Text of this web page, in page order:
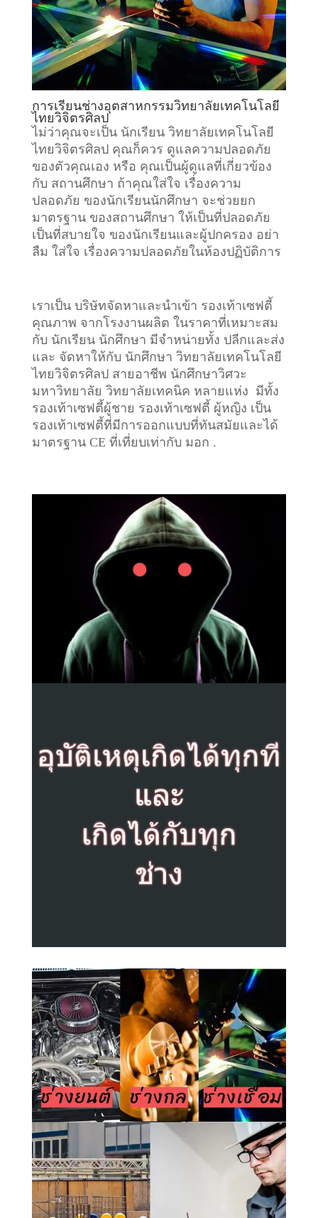
การเรียนช่างอุตสาหกรรมวิทยาลัยเทคโนโลยี
ไทยวิจิตรศิลป
ไม่ว่าคุณจะเป็น นักเรียน วิทยาลัยเทคโนโลยี
ไทยวิจิตรศิลป คุณก็ควร ดูแลความปลอดภัย
ของตัวคุณเอง หรือ คุณเป็นผู้ดูแลที่เกี่ยวข้อง
กับ สถานศึกษา ถ้าคุณใส่ใจ เรื่องความ
ปลอดภัย ของนักเรียนนักศึกษา จะช่วยยก
มาตรฐาน ของสถานศึกษา ให้เป็นที่ปลอดภัย
เป็นที่สบายใจ ของนักเรียนและผู้ปกครอง อย่า
ลืม ใส่ใจ เรื่องความปลอดภัยในห้องปฏิบัติการ
เราเป็น บริษัทจัดหาและนำเข้า รองเท้าเซฟตี้
คุณภาพ จากโรงงานผลิต ในราคาที่เหมาะสม
กับ นักเรียน นักศึกษา มีจำหน่ายทั้ง ปลีกและส่ง
และ จัดหาให้กับ นักศึกษา วิทยาลัยเทคโนโลยี
ไทยวิจิตรศิลป สายอาชีพ นักศึกษาวิศวะ
มหาวิทยาลัย วิทยาลัยเทคนิค หลายแห่ง มีทั้ง
รองเท้าเซฟตี้ผู้ชาย รองเท้าเซฟตี้ ผู้หญิง เป็น
รองเท้าเซฟตี้ที่มีการออกแบบที่ทันสมัยและได้
มาตรฐาน CE ที่เที่ยบเท่ากับ มอก .